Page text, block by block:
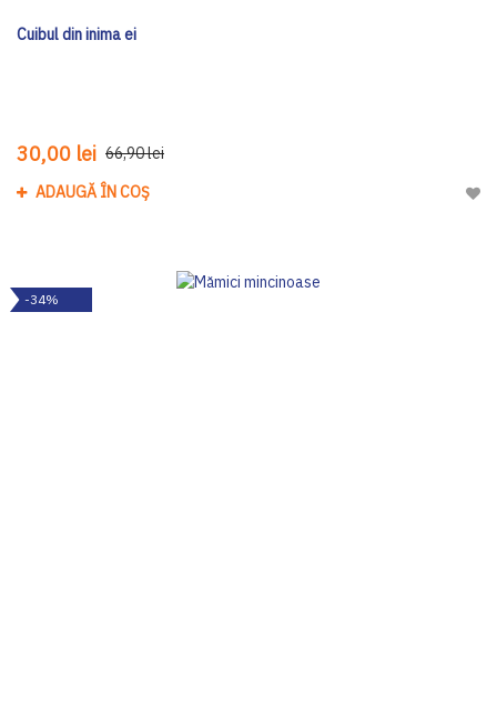
Cuibul din inima ei
30,00 lei 66,90 lei
ADAUGĂ ÎN COȘ
-34%